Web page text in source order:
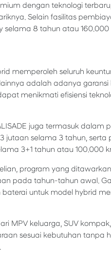
dengan teknologi
Selain fasilitas
selama 8 tahun atau
memperoleh seluruh
adalah adanya
menikmati efisiensi
juga termasuk dalam
selama 3 tahun, serta
3+1 tahun atau 100.000
program yang
pada tahun-tahun awal.
untuk model hybrid
MPV keluarga, SUV
sesuai kebutuhan tanpa